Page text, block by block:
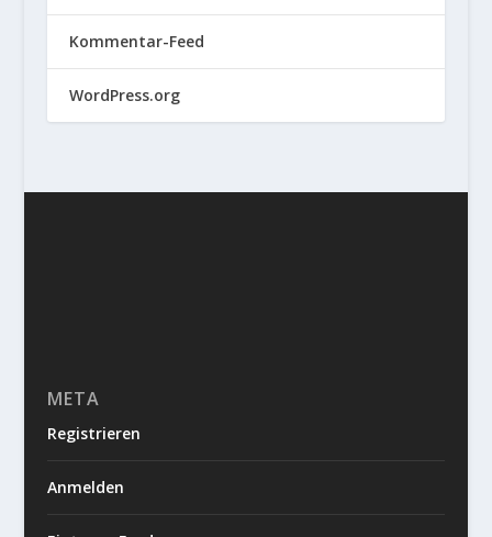
Kommentar-Feed
WordPress.org
META
Registrieren
Anmelden